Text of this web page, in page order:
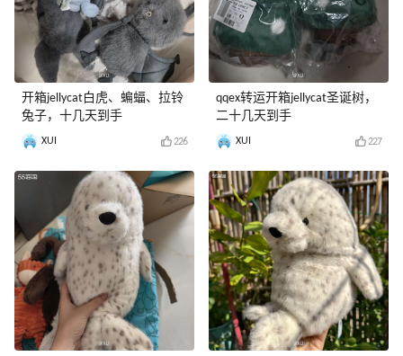
开箱jellycat白虎、蝙蝠、拉铃
兔子，十几天到手
XUI 226
qqex转运开箱jellycat圣诞树，
二十几天到手
XUI 227